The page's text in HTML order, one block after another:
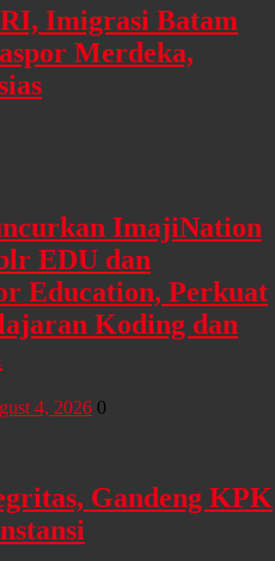
Imigrasi Batam
Merdeka,
ImajiNation
EDU dan
Education, Perkuat
Koding dan
4, 2026 0
Gandeng KPK